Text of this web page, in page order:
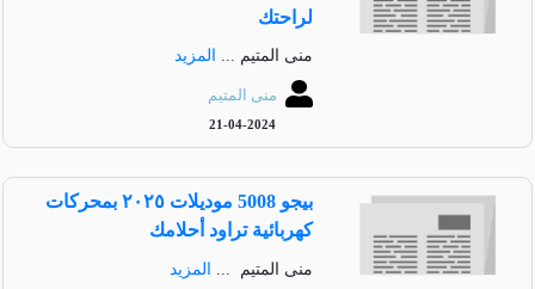
لراحتك
منى المتيم ... المزيد
منى المتيم
21-04-2024
بيجو 5008 موديلات ٢٠٢٥ بمحركات
كهربائية تراود أحلامك
منى المتيم ... المزيد